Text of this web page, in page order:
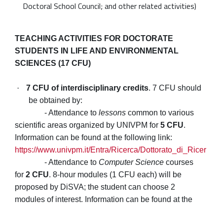
Doctoral School Council; and other related activities)
TEACHING ACTIVITIES FOR DOCTORATE
STUDENTS IN LIFE AND ENVIRONMENTAL
SCIENCES (17 CFU)
· 7 CFU of interdisciplinary credits. 7 CFU should
be obtained by:
- Attendance to lessons common to various
scientific areas organized by UNIVPM for 5 CFU.
Information can be found at the following link:
https://www.univpm.it/Entra/Ricerca/
- Attendance to Computer Science courses
for 2 CFU. 8-hour modules (1 CFU each) will be
proposed by DiSVA; the student can choose 2
modules of interest. Information can be found at the